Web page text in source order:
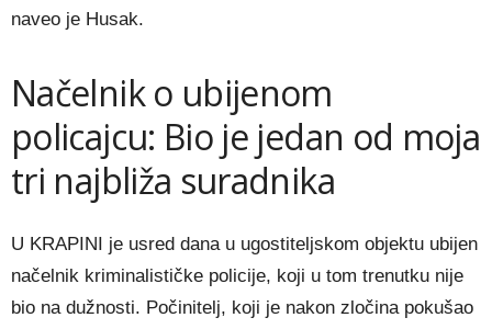
naveo je Husak.
Načelnik o ubijenom
policajcu: Bio je jedan od moja
tri najbliža suradnika
U KRAPINI je usred dana u ugostiteljskom objektu ubijen
načelnik kriminalističke policije, koji u tom trenutku nije
bio na dužnosti. Počinitelj, koji je nakon zločina pokušao